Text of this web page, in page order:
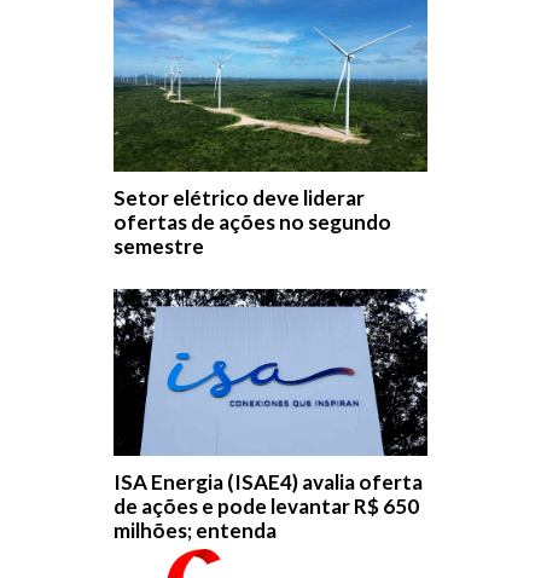
Setor elétrico deve liderar
ofertas de ações no segundo
semestre
ISA Energia (ISAE4) avalia oferta
de ações e pode levantar R$ 650
milhões; entenda